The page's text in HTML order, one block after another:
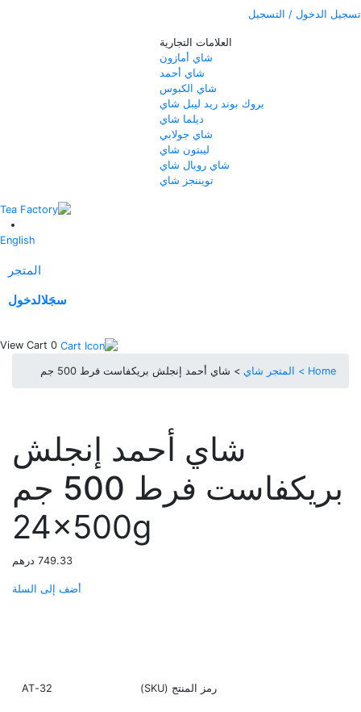
تسجيل الدخول / التسجيل
العلامات التجارية
شاي أمازون
شاي أحمد
شاي الكبوس
بروك بوند ريد ليبل شاي
ديلما شاي
شاي جولابي
ليبتون شاي
شاي رويال شاي
تويننجز شاي
English
المتجر
سجَلالدخول
0
View Cart
Home > المتجر شاي > شاي أحمد إنجلش بريكفاست فرط 500 جم
شاي أحمد إنجلش
بريكفاست فرط 500 جم
24x500g
749.33 درهم
أضف إلى السلة
رمز المنتج (SKU) 32-AT